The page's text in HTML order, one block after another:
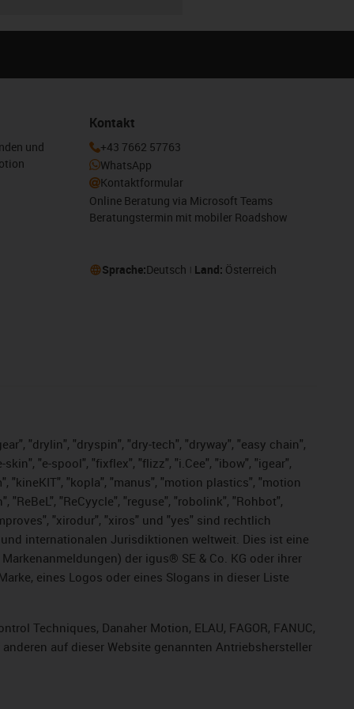
und
Kontakt
+43 7662 57763
WhatsApp
Kontaktformular
Online Beratung via Microsoft Teams
Beratungstermin mit mobiler Roadshow
Sprache:Deutsch Land: Österreich
"drylin", "dryspin", "dry-tech", "dryway", "easy chain",
"e-spool", "fixflex", "flizz", "i.Cee", "ibow", "igear",
"kineKIT", "kopla", "manus", "motion plastics", "motion
"ReCyycle", "reguse", "robolink", "Rohbot",
"xirodur", "xiros" und "yes" sind rechtlich
internationalen Jurisdiktionen weltweit. Dies ist eine
der igus® SE & Co. KG oder ihrer
eines Logos oder eines Slogans in dieser Liste
Techniques, Danaher Motion, ELAU, FAGOR, FANUC,
anderen auf dieser Website genannten Antriebshersteller